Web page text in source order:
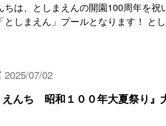
ちは、としまえんの開園100周年を
としまえん」プールとなります！ と
2025/07/02
えんち 昭和１００年大夏祭り』